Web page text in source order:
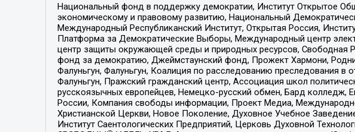
Национальный фонд в поддержку демократии, Институт Открытое
экономическому и правовому развитию, Национальный
Международный Республиканский Институт, Открытая Россия,
Платформа за Демократические Выборы, Международный центр
центр защиты окружающей среды и природных ресурсов, Свободная
фонд за демократию, Джеймстаунский фонд, Прожект Хармони,
Фалуньгун, Фалуньгун, Коалиция по расследованию преследования
Фалуньгун, Пражский гражданский центр, Ассоциация школ
русскоязычных европейцев, Немецко-русский обмен, Бард
России, Компания свободы информации, Проект Медиа,
Христианской Церкви, Новое Поколение, Духовное Учебное
Институт Саентологических Предприятий, Церковь Духовной